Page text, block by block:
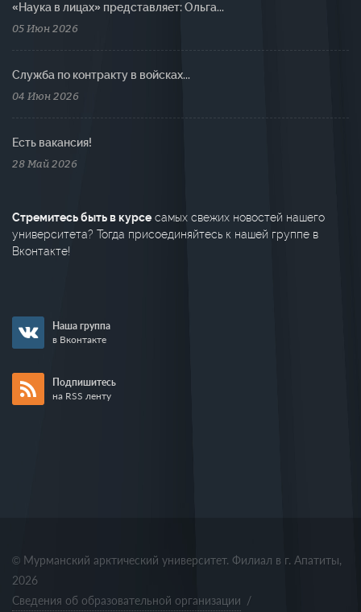
«Наука в лицах» представляет: Ольга...
05 Июн 2026
Cлужба по контракту в войсках...
04 Июн 2026
Есть вакансия!
28 Май 2026
Стремитесь быть в курсе самых свежих новостей нашего
университета? Тогда присоединяйтесь к нашей группе в
Вконтакте!
Наша группа
в Вконтакте
Подпишитесь
на RSS ленту
© Мурманский арктический университет. Филиал в г. Апатиты,
2026
Сведения об образовательной организации /